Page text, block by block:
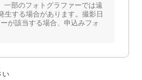
一部のフォトグラファーでは遠
する場合があります。撮影日
が該当する場合、申込みフォ
い